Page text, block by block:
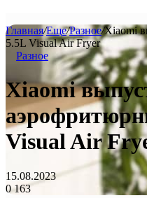
Главная/Еще/Разное/Xiaomi
5.5L Visual Air Fryer
Разное
Xiaomi
Visual Air
15.08.2023
0163